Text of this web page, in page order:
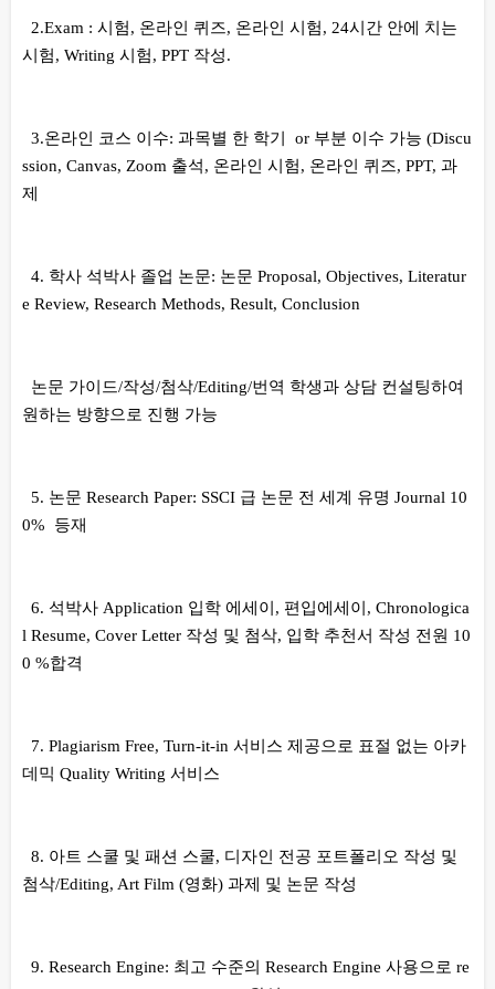
2.Exam : 시험, 온라인 퀴즈, 온라인 시험, 24시간 안에 치는
시험, Writing 시험, PPT 작성.
3.온라인 코스 이수: 과목별 한 학기 or 부분 이수 가능 (Discu
ssion, Canvas, Zoom 출석, 온라인 시험, 온라인 퀴즈, PPT, 과
제
4. 학사 석박사 졸업 논문: 논문 Proposal, Objectives, Literatur
e Review, Research Methods, Result, Conclusion
논문 가이드/작성/첨삭/Editing/번역 학생과 상담 컨설팅하여
원하는 방향으로 진행 가능
5. 논문 Research Paper: SSCI 급 논문 전 세계 유명 Journal 10
0% 등재
6. 석박사 Application 입학 에세이, 편입에세이, Chronologica
l Resume, Cover Letter 작성 및 첨삭, 입학 추천서 작성 전원 10
0 %합격
7. Plagiarism Free, Turn-it-in 서비스 제공으로 표절 없는 아카
데믹 Quality Writing 서비스
8. 아트 스쿨 및 패션 스쿨, 디자인 전공 포트폴리오 작성 및
첨삭/Editing, Art Film (영화) 과제 및 논문 작성
9. Research Engine: 최고 수준의 Research Engine 사용으로 re